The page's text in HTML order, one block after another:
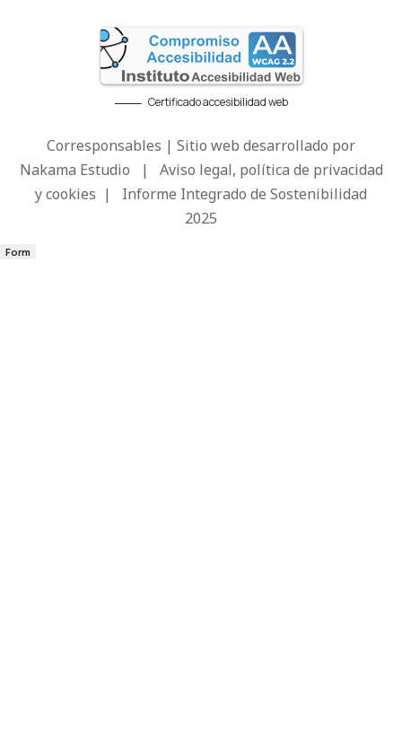
Certificado accesibilidad web
Corresponsables | Sitio web desarrollado por
Nakama Estudio | Aviso legal, política de privacidad
y cookies | Informe Integrado de Sostenibilidad
2025
Form